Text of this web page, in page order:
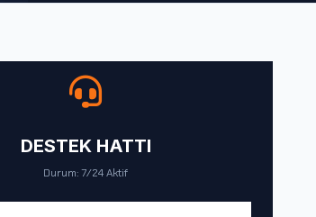
DESTEK HATTI
Durum: 7/24 Aktif